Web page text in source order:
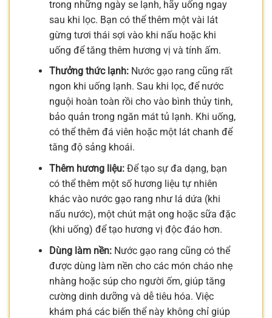
trong những ngày se lạnh, hãy uống ngay
sau khi lọc. Bạn có thể thêm một vài lát
gừng tươi thái sợi vào khi nấu hoặc khi
uống để tăng thêm hương vị và tính ấm.
Thưởng thức lạnh:Nước gạo rang cũng rất
ngon khi uống lạnh. Sau khi lọc, để nước
nguội hoàn toàn rồi cho vào bình thủy tinh,
bảo quản trong ngăn mát tủ lạnh. Khi uống,
có thể thêm đá viên hoặc một lát chanh để
tăng độ sảng khoái.
Thêm hương liệu:Để tạo sự đa dạng, bạn
có thể thêm một số hương liệu tự nhiên
khác vào nước gạo rang như lá dứa (khi
nấu nước), một chút mật ong hoặc sữa đặc
(khi uống) để tạo hương vị độc đáo hơn.
Dùng làm nền:Nước gạo rang cũng có thể
được dùng làm nền cho các món cháo nhẹ
nhàng hoặc súp cho người ốm, giúp tăng
cường dinh dưỡng và dễ tiêu hóa. Việc
khám phá các biến thể này không chỉ giúp